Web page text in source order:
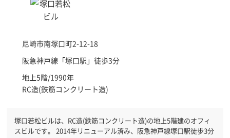
尼崎市南塚口町2-12-18
阪急神戸線「塚口駅 」徒歩3分
地上5階/1990年
RC造(鉄筋コンクリート造)
塚口若松ビルは、RC造(鉄筋コンクリート造)の地上5階建のオフィ
スビルです。 2014年リニューアル済み、阪急神戸線塚口駅徒歩3分